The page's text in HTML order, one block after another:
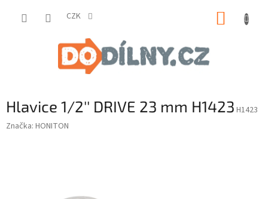
CZK
Hlavice 1/2'' DRIVE 23 mm H1423 H1423
Značka: HONITON